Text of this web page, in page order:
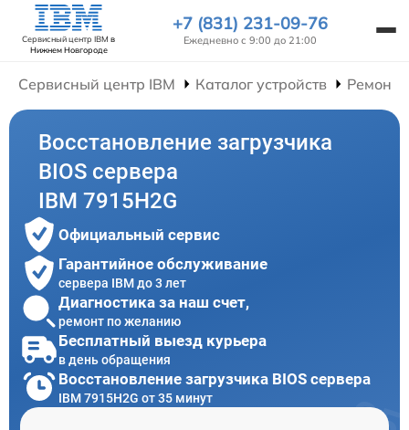
Сервисный центр IBM в
Нижнем Новгороде
+7 (831) 231-09-76
Ежедневно с 9:00 до 21:00
Сервисный центр IBM Каталог устройств Ремонт
Восстановление загрузчика
BIOS сервера
IBM 7915H2G
Официальный сервис
Гарантийное обслуживание
сервера IBM до 3 лет
Диагностика за наш счет,
ремонт по желанию
Бесплатный выезд курьера
в день обращения
Восстановление загрузчика BIOS сервера
IBM 7915H2G от 35 минут